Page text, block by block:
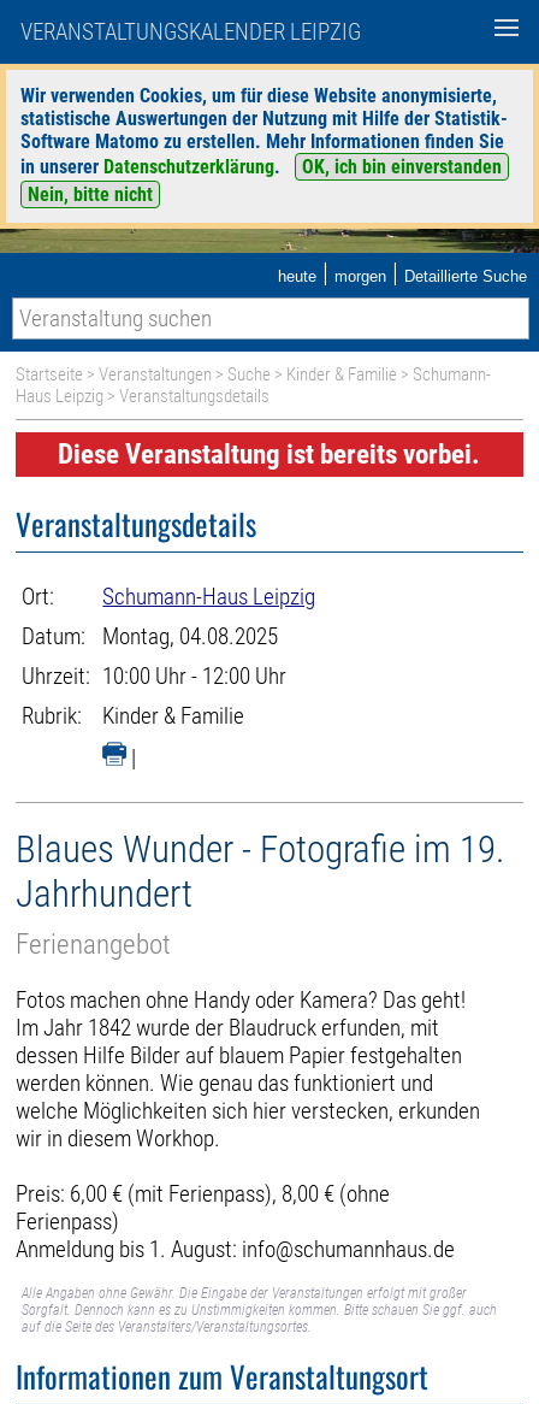
VERANSTALTUNGSKALENDER LEIPZIG
Wir verwenden Cookies, um für diese Website anonymisierte,
statistische Auswertungen der Nutzung mit Hilfe der Statistik-
Software Matomo zu erstellen. Mehr Informationen finden Sie
in unserer Datenschutzerklärung.
OK, ich bin einverstanden
Nein, bitte nicht
heute | morgen | Detaillierte Suche
Startseite >Veranstaltungen > Suche > Kinder & Familie > Schumann-
Haus Leipzig > Veranstaltungsdetails
Diese Veranstaltung ist bereits vorbei.
Veranstaltungsdetails
Ort:
Schumann-Haus Leipzig
Datum:
Montag, 04.08.2025
Uhrzeit: 10:00 Uhr - 12:00 Uhr
Rubrik:
Kinder & Familie
|
Blaues Wunder - Fotografie im 19.
Jahrhundert
Ferienangebot
Fotos machen ohne Handy oder Kamera? Das geht!
Im Jahr 1842 wurde der Blaudruck erfunden, mit
dessen Hilfe Bilder auf blauem Papier festgehalten
werden können. Wie genau das funktioniert und
welche Möglichkeiten sich hier verstecken, erkunden
wir in diesem Workhop.
Preis: 6,00 € (mit Ferienpass), 8,00 € (ohne
Ferienpass)
Anmeldung bis 1. August: info@schumannhaus.de
Alle Angaben ohne Gewähr. Die Eingabe der Veranstaltungen erfolgt mit großer
Sorgfalt. Dennoch kann es zu Unstimmigkeiten kommen. Bitte schauen Sie ggf. auch
auf die Seite des Veranstalters/Veranstaltungsortes.
Informationen zum Veranstaltungsort